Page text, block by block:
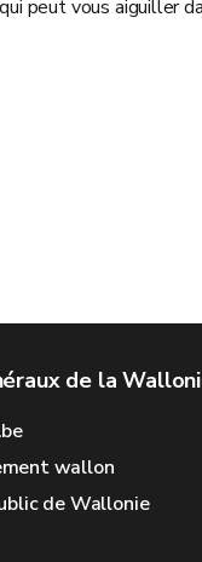
peut vous aiguiller
de la
wallon
de Wallonie